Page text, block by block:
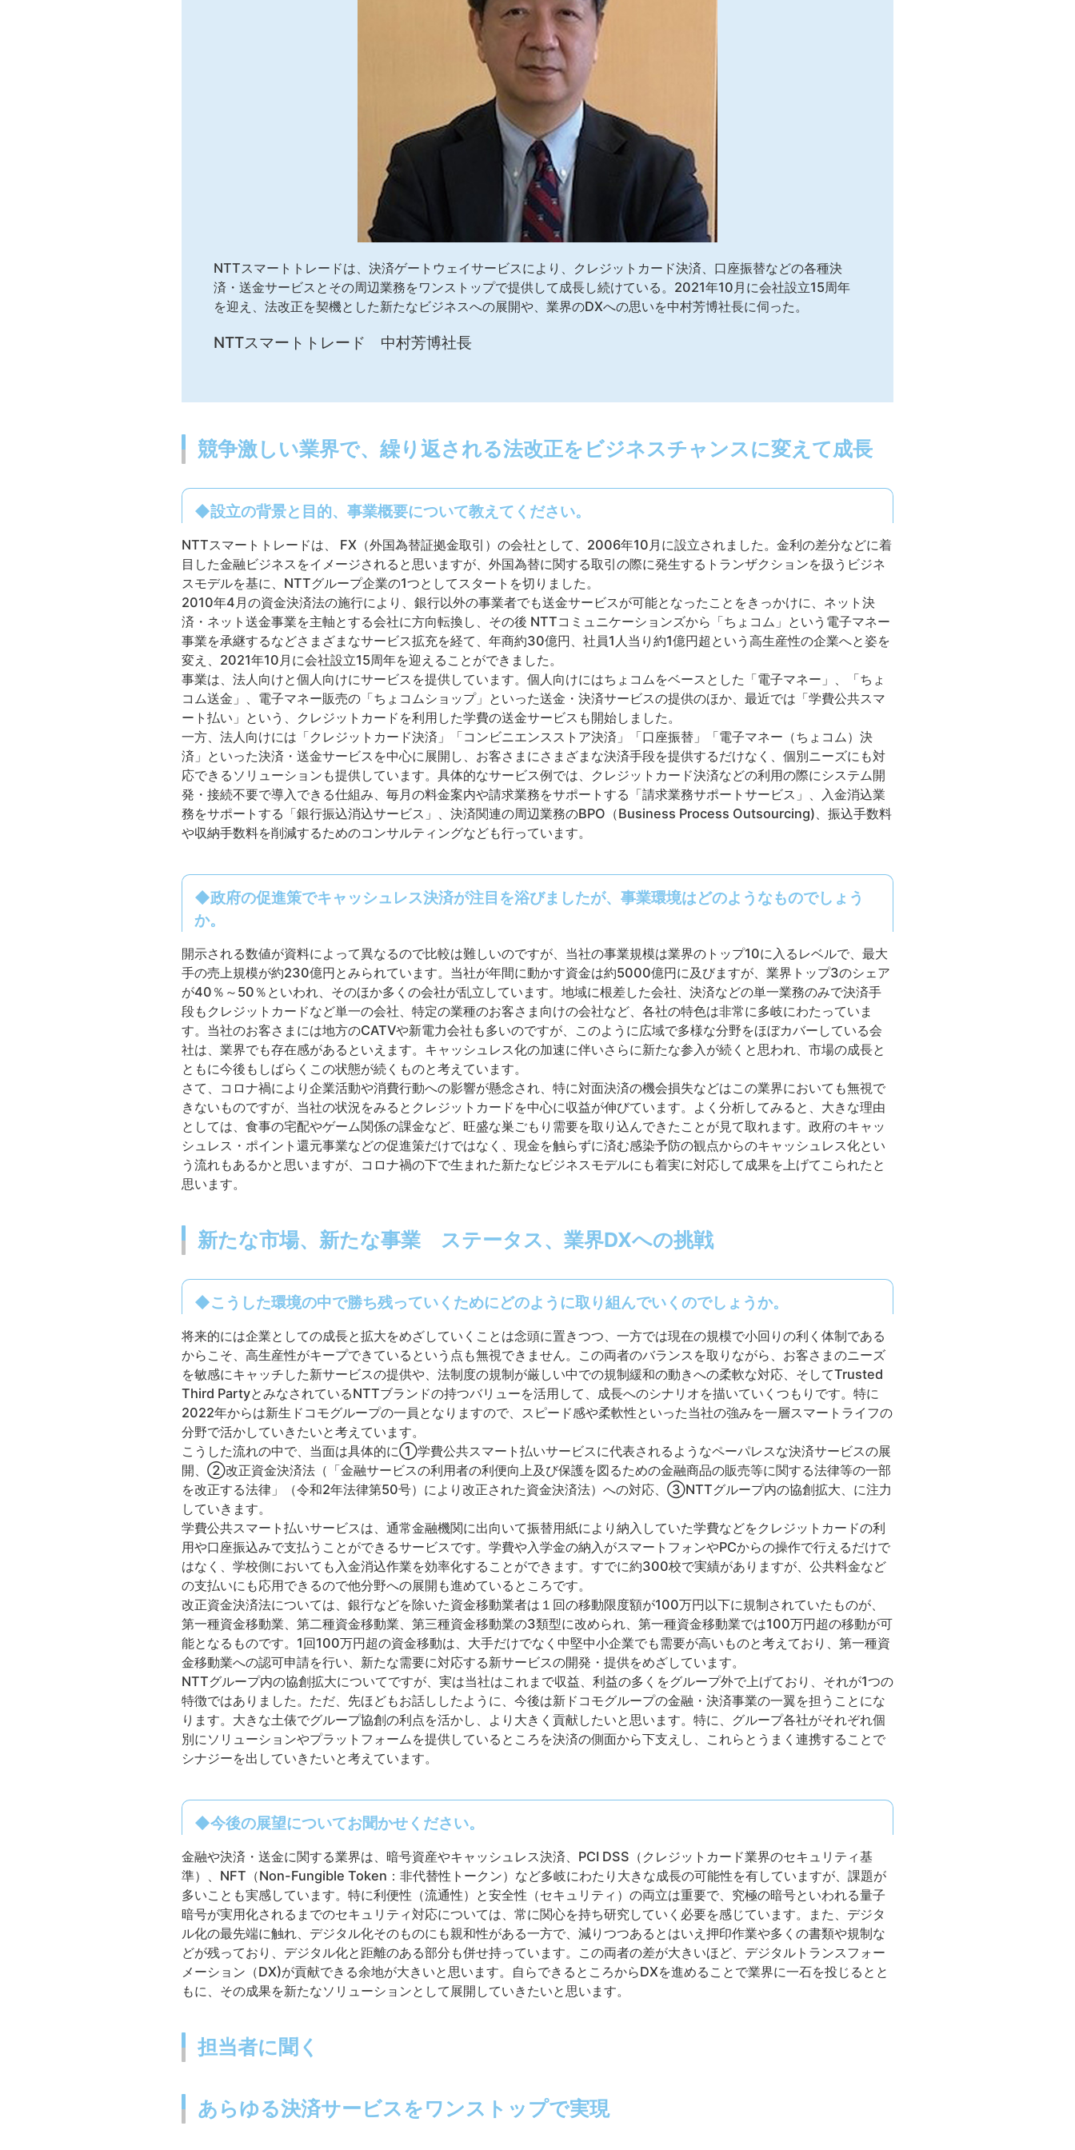
NTTスマートトレードは、決済ゲートウェイサービスにより、クレジットカード決済、口座振替などの各種決
済・送金サービスとその周辺業務をワンストップで提供して成長し続けている。2021年10月に会社設立15周年
を迎え、法改正を契機とした新たなビジネスへの展開や、業界のDXへの思いを中村芳博社長に伺った。
NTTスマートトレード 中村芳博社長
競争激しい業界で、繰り返される法改正をビジネスチャンスに変えて成長
◆設立の背景と目的、事業概要について教えてください。
NTTスマートトレードは、 FX（外国為替証拠金取引）の会社として、2006年10月に設立されました。金利の差分などに着
目した金融ビジネスをイメージされると思いますが、外国為替に関する取引の際に発生するトランザクションを扱うビジネ
スモデルを基に、NTTグループ企業の1つとしてスタートを切りました。
2010年4月の資金決済法の施行により、銀行以外の事業者でも送金サービスが可能となったことをきっかけに、ネット決
済・ネット送金事業を主軸とする会社に方向転換し、その後 NTTコミュニケーションズから「ちょコム」という電子マネー
事業を承継するなどさまざまなサービス拡充を経て、年商約30億円、社員1人当り約1億円超という高生産性の企業へと姿を
変え、2021年10月に会社設立15周年を迎えることができました。
事業は、法人向けと個人向けにサービスを提供しています。個人向けにはちょコムをベースとした「電子マネー」、「ちょ
コム送金」、電子マネー販売の「ちょコムショップ」といった送金・決済サービスの提供のほか、最近では「学費公共スマ
ート払い」という、クレジットカードを利用した学費の送金サービスも開始しました。
一方、法人向けには「クレジットカード決済」「コンビニエンスストア決済」「口座振替」「電子マネー（ちょコム）決
済」といった決済・送金サービスを中心に展開し、お客さまにさまざまな決済手段を提供するだけなく、個別ニーズにも対
応できるソリューションも提供しています。具体的なサービス例では、クレジットカード決済などの利用の際にシステム開
発・接続不要で導入できる仕組み、毎月の料金案内や請求業務をサポートする「請求業務サポートサービス」、入金消込業
務をサポートする「銀行振込消込サービス」、決済関連の周辺業務のBPO（Business Process Outsourcing)、振込手数料
や収納手数料を削減するためのコンサルティングなども行っています。
◆政府の促進策でキャッシュレス決済が注目を浴びましたが、事業環境はどのようなものでしょう
か。
開示される数値が資料によって異なるので比較は難しいのですが、当社の事業規模は業界のトップ10に入るレベルで、最大
手の売上規模が約230億円とみられています。当社が年間に動かす資金は約5000億円に及びますが、業界トップ3のシェア
が40％～50％といわれ、そのほか多くの会社が乱立しています。地域に根差した会社、決済などの単一業務のみで決済手
段もクレジットカードなど単一の会社、特定の業種のお客さま向けの会社など、各社の特色は非常に多岐にわたっていま
す。当社のお客さまには地方のCATVや新電力会社も多いのですが、このように広域で多様な分野をほぼカバーしている会
社は、業界でも存在感があるといえます。キャッシュレス化の加速に伴いさらに新たな参入が続くと思われ、市場の成長と
ともに今後もしばらくこの状態が続くものと考えています。
さて、コロナ禍により企業活動や消費行動への影響が懸念され、特に対面決済の機会損失などはこの業界においても無視で
きないものですが、当社の状況をみるとクレジットカードを中心に収益が伸びています。よく分析してみると、大きな理由
としては、食事の宅配やゲーム関係の課金など、旺盛な巣ごもり需要を取り込んできたことが見て取れます。政府のキャッ
シュレス・ポイント還元事業などの促進策だけではなく、現金を触らずに済む感染予防の観点からのキャッシュレス化とい
う流れもあるかと思いますが、コロナ禍の下で生まれた新たなビジネスモデルにも着実に対応して成果を上げてこられたと
思います。
新たな市場、新たな事業 ステータス、業界DXへの挑戦
◆こうした環境の中で勝ち残っていくためにどのように取り組んでいくのでしょうか。
将来的には企業としての成長と拡大をめざしていくことは念頭に置きつつ、一方では現在の規模で小回りの利く体制である
からこそ、高生産性がキープできているという点も無視できません。この両者のバランスを取りながら、お客さまのニーズ
を敏感にキャッチした新サービスの提供や、法制度の規制が厳しい中での規制緩和の動きへの柔軟な対応、そしてTrusted
Third PartyとみなされているNTTブランドの持つバリューを活用して、成長へのシナリオを描いていくつもりです。特に
2022年からは新生ドコモグループの一員となりますので、スピード感や柔軟性といった当社の強みを一層スマートライフの
分野で活かしていきたいと考えています。
こうした流れの中で、当面は具体的に①学費公共スマート払いサービスに代表されるようなペーパレスな決済サービスの展
開、②改正資金決済法（「金融サービスの利用者の利便向上及び保護を図るための金融商品の販売等に関する法律等の一部
を改正する法律」（令和2年法律第50号）により改正された資金決済法）への対応、③NTTグループ内の協創拡大、に注力
していきます。
学費公共スマート払いサービスは、通常金融機関に出向いて振替用紙により納入していた学費などをクレジットカードの利
用や口座振込みで支払うことができるサービスです。学費や入学金の納入がスマートフォンやPCからの操作で行えるだけで
はなく、学校側においても入金消込作業を効率化することができます。すでに約300校で実績がありますが、公共料金など
の支払いにも応用できるので他分野への展開も進めているところです。
改正資金決済法については、銀行などを除いた資金移動業者は１回の移動限度額が100万円以下に規制されていたものが、
第一種資金移動業、第二種資金移動業、第三種資金移動業の3類型に改められ、第一種資金移動業では100万円超の移動が可
能となるものです。1回100万円超の資金移動は、大手だけでなく中堅中小企業でも需要が高いものと考えており、第一種資
金移動業への認可申請を行い、新たな需要に対応する新サービスの開発・提供をめざしています。
NTTグループ内の協創拡大についてですが、実は当社はこれまで収益、利益の多くをグループ外で上げており、それが1つの
特徴ではありました。ただ、先ほどもお話ししたように、今後は新ドコモグループの金融・決済事業の一翼を担うことにな
ります。大きな土俵でグループ協創の利点を活かし、より大きく貢献したいと思います。特に、グループ各社がそれぞれ個
別にソリューションやプラットフォームを提供しているところを決済の側面から下支えし、これらとうまく連携することで
シナジーを出していきたいと考えています。
◆今後の展望についてお聞かせください。
金融や決済・送金に関する業界は、暗号資産やキャッシュレス決済、PCI DSS（クレジットカード業界のセキュリティ基
準）、NFT（Non-Fungible Token：非代替性トークン）など多岐にわたり大きな成長の可能性を有していますが、課題が
多いことも実感しています。特に利便性（流通性）と安全性（セキュリティ）の両立は重要で、究極の暗号といわれる量子
暗号が実用化されるまでのセキュリティ対応については、常に関心を持ち研究していく必要を感じています。また、デジタ
ル化の最先端に触れ、デジタル化そのものにも親和性がある一方で、減りつつあるとはいえ押印作業や多くの書類や規制な
どが残っており、デジタル化と距離のある部分も併せ持っています。この両者の差が大きいほど、デジタルトランスフォー
メーション（DX)が貢献できる余地が大きいと思います。自らできるところからDXを進めることで業界に一石を投じるとと
もに、その成果を新たなソリューションとして展開していきたいと思います。
担当者に聞く
あらゆる決済サービスをワンストップで実現